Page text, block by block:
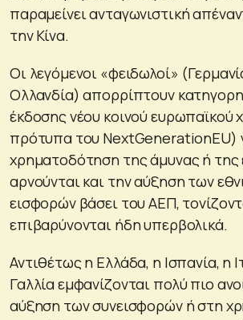
παραμείνει ανταγωνιστική
την Κίνα.
Οι λεγόμενοι «φειδωλοί»
Ολλανδία) απορρίπτουν
έκδοσης νέου κοινού ευρωπαϊκού
πρότυπα του NextGenerationEU)
χρηματοδότηση της άμυνας ή της
αρνούνται και την αύξηση των
εισφορών βάσει του ΑΕΠ,
επιβαρύνονται ήδη υπερβολικά.
Αντιθέτως η Ελλάδα, η Ισπανία, η
Γαλλία εμφανίζονται πολύ πιο
αύξηση των συνεισφορών ή στη